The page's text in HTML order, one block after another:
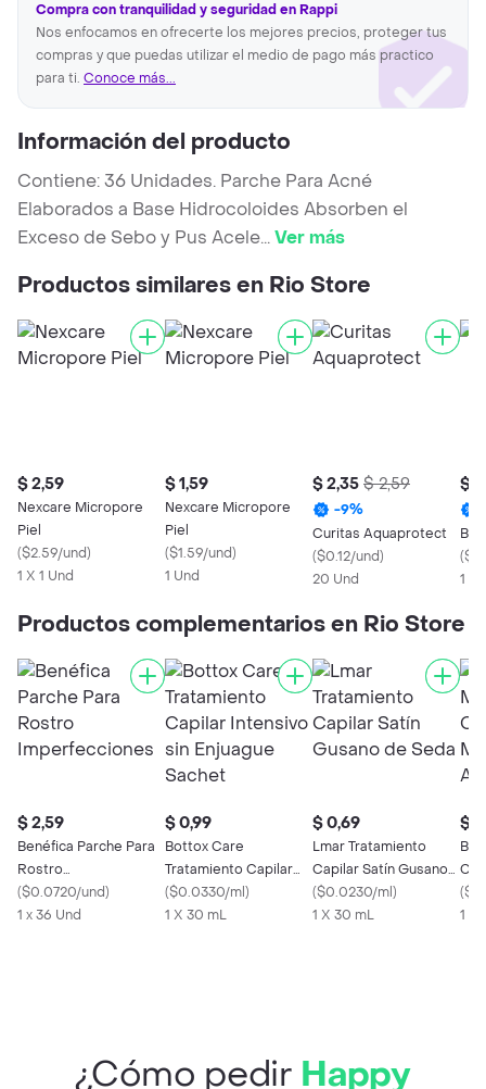
Compra con tranquilidad y seguridad en Rappi
Nos enfocamos en ofrecerte los mejores precios, proteger tus
compras y que puedas utilizar el medio de pago más practico
para ti. Conoce más...
Información del producto
Contiene: 36 Unidades. Parche Para Acné
Elaborados a Base Hidrocoloides Absorben el
Exceso de Sebo y Pus Acele...Ver más
Productos similares en Rio Store
$ 2,59
Nexcare Micropore
Piel
($2.59/und)
1 X 1 Und
$ 1,59
Nexcare Micropore
Piel
($1.59/und)
1 Und
$ 2,35 $ 2,59
-9%
Curitas Aquaprotect
($0.12/und)
20 Und
$
(
1 x
Productos complementarios en Rio Store
$ 2,59
Benéfica Parche Para
Rostro
Imperfecciones
($0.0720/und)
1 x 36 Und
$ 0,99
Bottox Care
Tratamiento Capilar
Intensivo sin Enjuague
Sachet
($0.0330/ml)
1 X 30 mL
$ 0,69
Lmar Tratamiento
Capilar Satín Gusano
de Seda
($0.0230/ml)
1 X 30 mL
$
(
1 X
¿Cómo pedir Happy